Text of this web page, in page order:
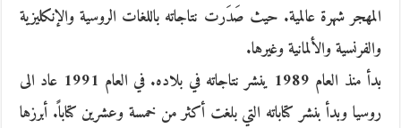
المهجر شهرة عالمية. حيث صَدَرت نتاجاته باللغات الروسية والإنكليزية
والفرنسية والألمانية وغيرها.
بدأ منذ العام 1989 ينشر نتاجاته في بلاده. في العام 1991 عاد الى
روسيا وبدأ بنشر كتاباته التي بلغت أكثر من خمسة وعشرين كتاباً. أبرزها